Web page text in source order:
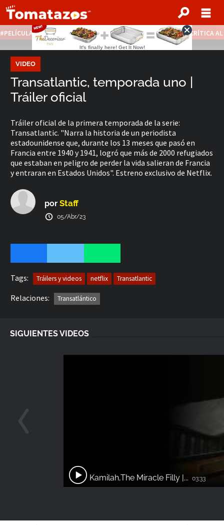
PELÍCULAS STREAMING GRATIS NOTICIAS DESTACADAS CRÍTICA
VIDEO
Transatlantic, temporada uno |
Tráiler oficial
Tráiler oficial de la primera temporada de la serie:
Transatlantic. "Narra la historia de un periodista
estadounidense que, durante los 13 meses que pasó en
Francia entre 1940 y 1941, logró que más de 2000 refugiados
que estaban en peligro de perder la vida salieran de Francia
y entraran en Estados Unidos". Estreno exclusivo de Netflix.
por Staff
05/Abr/23
Tags: Tráilers y videos netflix Transatlantic
Relaciones: Transatlántico
SIGUIENTES VIDEOS
Kamilah,The Miracle Filly |... 03:33